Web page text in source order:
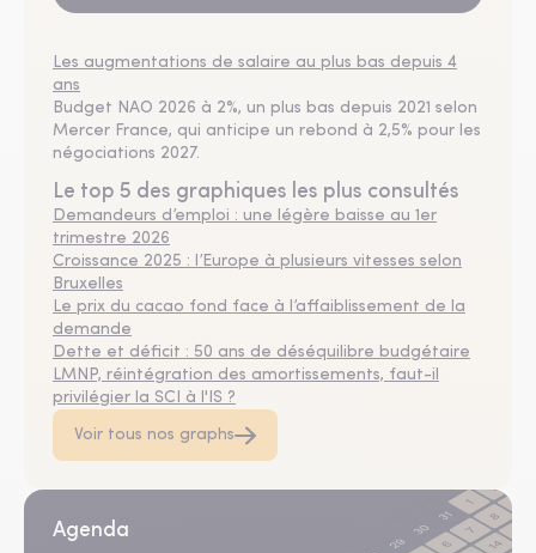
Les augmentations de salaire au plus bas depuis 4
ans
Budget NAO 2026 à 2%, un plus bas depuis 2021 selon
Mercer France, qui anticipe un rebond à 2,5% pour les
négociations 2027.
Le top 5 des graphiques les plus consultés
Demandeurs d’emploi : une légère baisse au 1er
trimestre 2026
Croissance 2025 : l’Europe à plusieurs vitesses selon
Bruxelles
Le prix du cacao fond face à l’affaiblissement de la
demande
Dette et déficit : 50 ans de déséquilibre budgétaire
LMNP, réintégration des amortissements, faut-il
privilégier la SCI à l'IS ?
Voir tous nos graphs
Agenda